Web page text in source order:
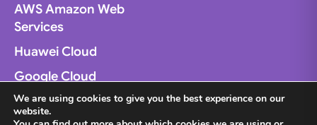
AWS Amazon Web
Services
Huawei Cloud
Google Cloud
Microsoft Azure
We are using cookies to give you the best experience on our
website.